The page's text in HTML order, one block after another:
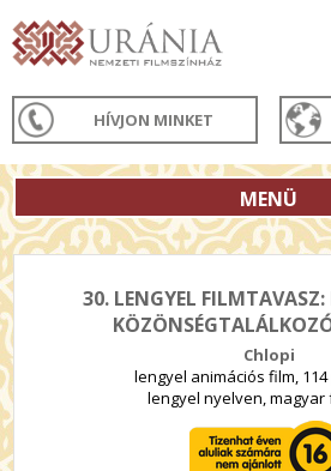
HÍVJON MINKET
MENÜ
30. LENGYEL
Chlopi
lengyel animációs film, 114
lengyel nyelven, magyar